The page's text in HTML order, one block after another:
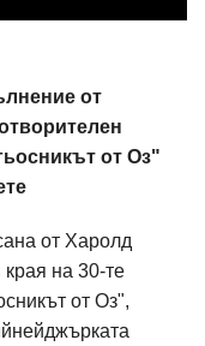
от
от Оз"
от Харолд
на 30-те
от Оз",